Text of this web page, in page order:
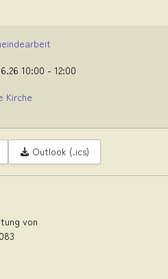
10:00 - 12:00
Kirche
Outlook (.ics)
von